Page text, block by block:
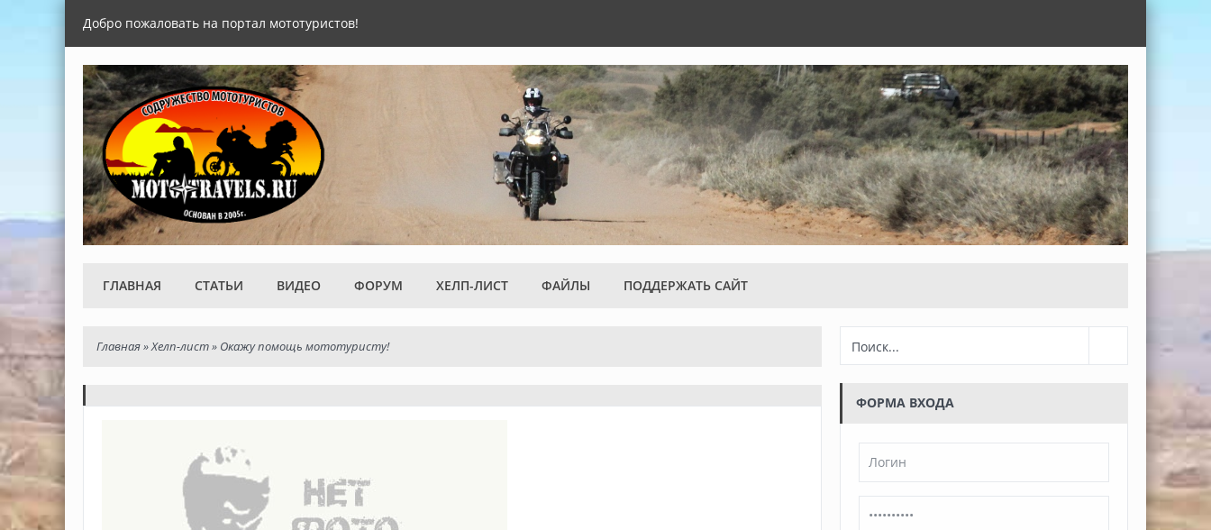
Добро пожаловать на портал мототуристов!
ГЛАВНАЯ СТАТЬИ ВИДЕО ФОРУМ ХЕЛП-ЛИСТ ФАЙЛЫ ПОДДЕРЖАТЬ САЙТ
Главная»Хелп-лист» Окажу помощь мототуристу!
ФОРМА ВХОДА